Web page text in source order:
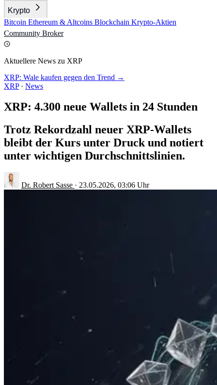
Krypto
Bitcoin Ethereum & Altcoins Blockchain Krypto-Aktien
Community Broker
Aktuellere News zu XRP
XRP: Wale kaufen gegen den Trend →
XRP · News
XRP: 4.300 neue Wallets in 24 Stunden
Trotz Rekordzahl neuer XRP-Wallets
bleibt der Kurs unter Druck und notiert
unter wichtigen Durchschnittslinien.
Dr. Robert Sasse · 23.05.2026, 03:06 Uhr